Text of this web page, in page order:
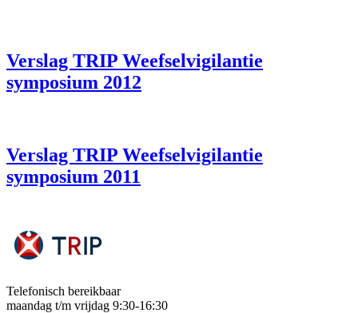
Verslag TRIP Weefselvigilantie
symposium 2012
Verslag TRIP Weefselvigilantie
symposium 2011
Telefonisch bereikbaar
maandag t/m vrijdag 9:30-16:30